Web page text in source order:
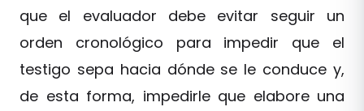
que el evaluador debe evitar seguir un
orden cronológico para impedir que el
testigo sepa hacia dónde se le conduce y,
de esta forma, impedirle que elabore una